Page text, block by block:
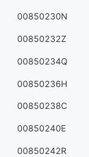
00850230N
00850232Z
00850234Q
00850236H
00850238C
00850240E
00850242R